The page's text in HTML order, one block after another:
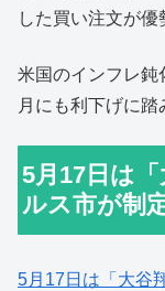
した買い注文が優
米国のインフレ鈍
月にも利下げに踏
5月17日は
ルス市が制
5月17日は「大谷